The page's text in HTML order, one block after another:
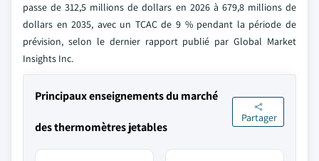
passe de 312,5 millions de dollars en 2026 à 679,8 millions de
dollars en 2035, avec un TCAC de 9 % pendant la période de
prévision, selon le dernier rapport publié par Global Market
Insights Inc.
Principaux enseignements du marché
des thermomètres jetables
Partager